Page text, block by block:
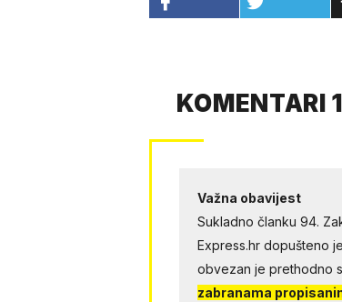
KOMENTARI 1
Važna obavijest
Sukladno članku 94.
Express.hr dopušteno
obvezan je prethodno
zabranama